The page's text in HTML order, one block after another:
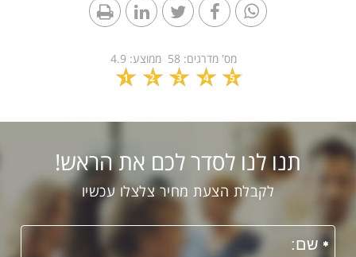
מס' מדרגים: 58 ממוצע: 4.9
1 2 3 4 5
תנו לנו לסדר לכם את הראש!
לקבלת הצעת מחיר צלצלו עכשיו